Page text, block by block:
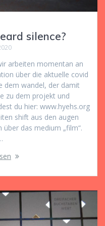
silence?
arbeiten momentan an
über die aktuelle covid
dem wandel, der damit
zu dem projekt und
du hier: www.hyehs.org
shift aus den augen
das medium „film“.